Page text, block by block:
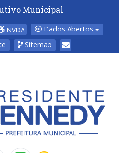
Municipal
NVDA
Dados Abertos
Sitemap